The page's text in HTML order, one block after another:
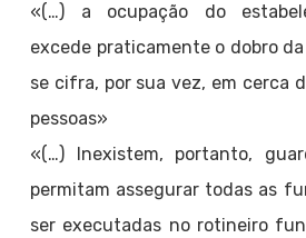
«(…) a ocupação do
excede praticamente o dobro
se cifra, por sua vez, em cerca
pessoas»
«(…) Inexistem, portanto,
permitam assegurar todas as
ser executadas no rotineiro